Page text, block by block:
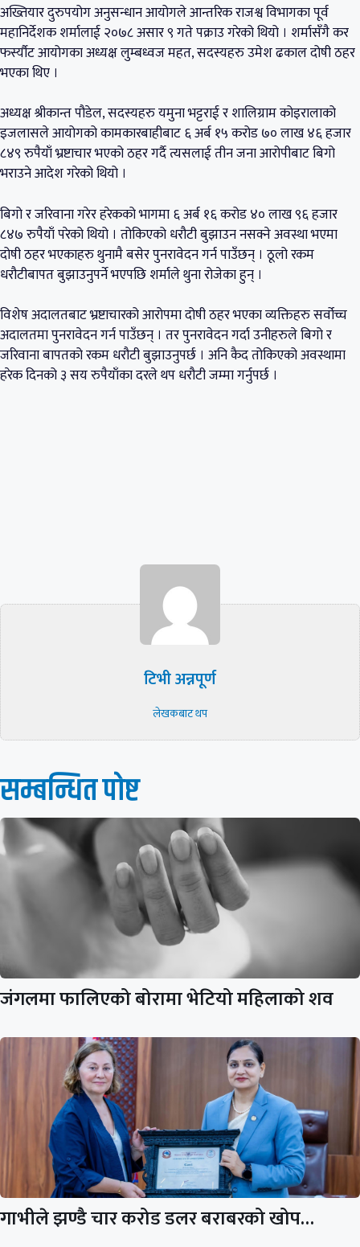
अख्तियार दुरुपयोग अनुसन्धान आयोगले आन्तरिक राजश्व विभागका पूर्व
महानिर्देशक शर्मालाई २०७८ असार ९ गते पक्राउ गरेको थियो । शर्मासँगै कर
फर्स्यौट आयोगका अध्यक्ष लुम्बध्वज महत, सदस्यहरु उमेश ढकाल दोषी ठहर
भएका थिए ।
अध्यक्ष श्रीकान्त पौडेल, सदस्यहरु यमुना भट्टराई र शालिग्राम कोइरालाको
इजलासले आयोगको कामकारबाहीबाट ६ अर्ब १५ करोड ७० लाख ४६ हजार
८४९ रुपैयाँ भ्रष्टाचार भएको ठहर गर्दै त्यसलाई तीन जना आरोपीबाट बिगो
भराउने आदेश गरेको थियो ।
बिगो र जरिवाना गरेर हरेकको भागमा ६ अर्ब १६ करोड ४० लाख ९६ हजार
८४७ रुपैयाँ परेको थियो । तोकिएको धरौटी बुझाउन नसक्ने अवस्था भएमा
दोषी ठहर भएकाहरु थुनामै बसेर पुनरावेदन गर्न पाउँछन् । ठूलो रकम
धरौटीबापत बुझाउनुपर्ने भएपछि शर्माले थुना रोजेका हुन् ।
विशेष अदालतबाट भ्रष्टाचारको आरोपमा दोषी ठहर भएका व्यक्तिहरु सर्वोच्च
अदालतमा पुनरावेदन गर्न पाउँछन् । तर पुनरावेदन गर्दा उनीहरुले बिगो र
जरिवाना बापतको रकम धरौटी बुझाउनुपर्छ । अनि कैद तोकिएको अवस्थामा
हरेक दिनको ३ सय रुपैयाँका दरले थप धरौटी जम्मा गर्नुपर्छ ।
टिभी अन्नपूर्ण
लेखकबाट थप
सम्बन्धित पाेष्ट
जंगलमा फालिएको बोरामा भेटियो महिलाको शव
गाभीले झण्डै चार करोड डलर बराबरको खोप…